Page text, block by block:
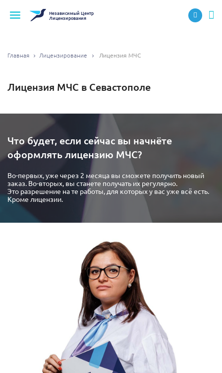
НезависимыйЦентр
Лицензирования
Главная Лицензирование Лицензия МЧС
Лицензия МЧС в Севастополе
Что будет, если сейчас вы начнёте
оформлять лицензию МЧС?
Во-первых, уже через 2 месяца вы сможете получить новый
заказ. Во-вторых, вы станете получать их регулярно.
Это разрешение на те работы, для которых у вас уже всё есть.
Кроме лицензии.